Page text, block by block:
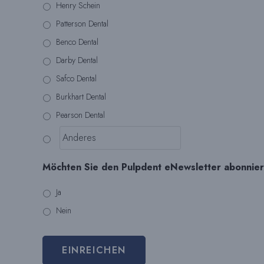
Henry Schein
Patterson Dental
Benco Dental
Darby Dental
Safco Dental
Burkhart Dental
Pearson Dental
Möchten Sie den Pulpdent eNewsletter
Ja
Nein